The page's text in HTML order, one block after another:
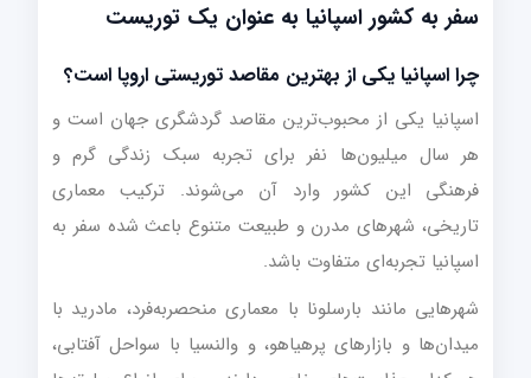
سفر به کشور اسپانیا به عنوان یک توریست
چرا اسپانیا یکی از بهترین مقاصد توریستی اروپا است؟
اسپانیا یکی از محبوب‌ترین مقاصد گردشگری جهان است و
هر سال میلیون‌ها نفر برای تجربه سبک زندگی گرم و
فرهنگی این کشور وارد آن می‌شوند. ترکیب معماری
تاریخی، شهرهای مدرن و طبیعت متنوع باعث شده سفر به
اسپانیا تجربه‌ای متفاوت باشد.
شهرهایی مانند بارسلونا با معماری منحصربه‌فرد، مادرید با
میدان‌ها و بازارهای پرهیاهو، و والنسیا با سواحل آفتابی،